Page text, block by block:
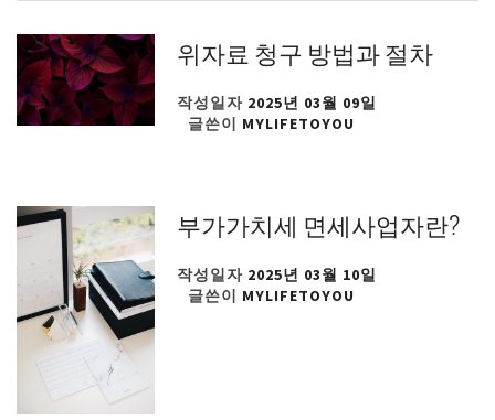
위자료 청구 방법과 절차
작성일자 2025년 03월 09일
글쓴이 MYLIFETOYOU
부가가치세 면세사업자란?
작성일자 2025년 03월 10일
글쓴이 MYLIFETOYOU